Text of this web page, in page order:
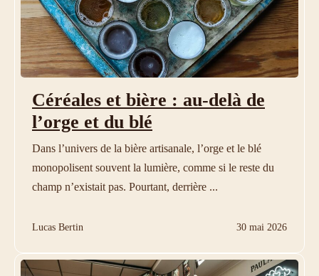
Céréales et bière : au-delà de
l’orge et du blé
Dans l’univers de la bière artisanale, l’orge et le blé
monopolisent souvent la lumière, comme si le reste du
champ n’existait pas. Pourtant, derrière ...
Lucas Bertin 30 mai 2026